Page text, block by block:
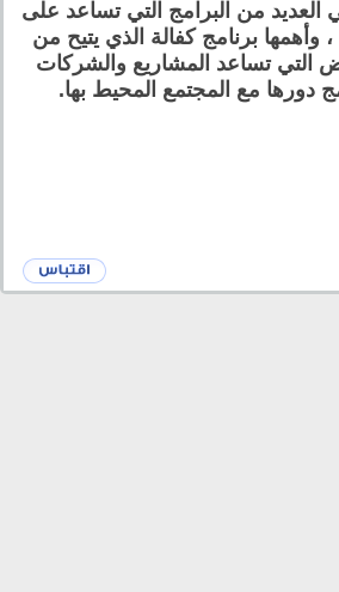
من البرامج التي تساعد على
، وأهمها برنامج كفالة الذي يتيح من
التي تساعد المشاريع والشركات
دورها مع المجتمع المحيط بها.